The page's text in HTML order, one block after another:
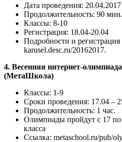
Дата проведения: 20.04.2017
Продолжительность: 90 мин.
Классы: 8-10
Регистрация: 18.04-20.04
Подробности и регистрация
karusel.desc.ru/20162017.
4. Весенняя интернет-
(МетаШкола)
Классы: 1-9
Сроки проведения: 17.04 –
Продолжительность: 1 час.
Олимпиады пройдут с 17 по
класса
Ссылка: metaschool.ru/pub/